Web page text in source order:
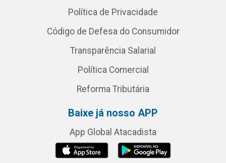
Política de Privacidade
Código de Defesa do Consumidor
Transparência Salarial
Política Comercial
Reforma Tributária
Baixe já nosso APP
App Global Atacadista